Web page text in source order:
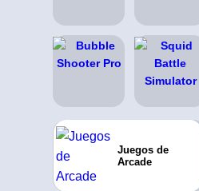
Juegos de
Arcade